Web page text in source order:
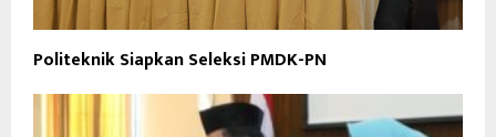
Politeknik Siapkan Seleksi PMDK-PN